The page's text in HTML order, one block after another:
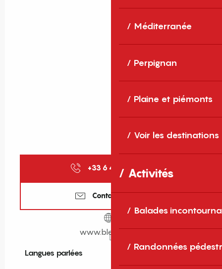
Méditerranée
Perpignan
Plaine et piémonts
Voir les destinations
Activités
Balades
Randonnées
+33 6 40 17 94 ▒▒
Contactez-nous
www.bleuloisirs.fr
Langues parlées
Langues parlées